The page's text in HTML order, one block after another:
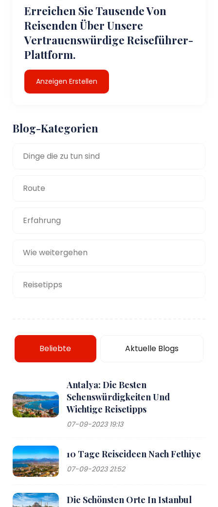
Erreichen Sie Tausende Von
Reisenden Über Unsere
Vertrauenswürdige Reiseführer-
Plattform.
Anzeigen Erstellen
Blog-Kategorien
Dinge die zu tun sind
Route
Erfahrung
Wie weitergehen
Reisetipps
Beliebte Aktuelle Blogs
Antalya: Die Besten
Sehenswürdigkeiten Und
Wichtige Reisetipps
07-09-2023 19:13
10 Tage Reiseideen Nach Fethiye
07-09-2023 21:52
Die Schönsten Orte In Istanbul